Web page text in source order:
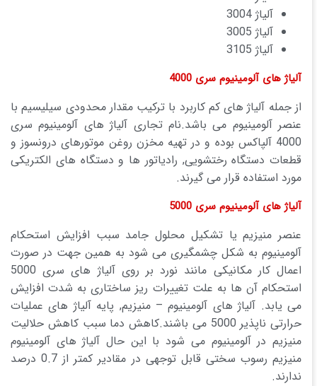
آلیاژ 3004
آلیاژ 3005
آلیاژ 3105
آلیاژ های آلومینیوم سری 4000
از جمله آلیاژ های کم کاربرد با ترکیب مقدار محدودی سیلیسیم با
عنصر آلومینیوم می باشد.نام تجاری آلیاژ های آلومینیوم سری
4000 آلپاکس بوده و در تهیه مخزن روغن موتورهای درونسوز و
قطعات دستگاه رختشویی, رادیاتور ها و دستگاه های الکتریکی
مورد استفاده قرار می گیرند.
آلیاژ های آلومینیوم سری 5000
عنصر منیزیم یا تشکیل محلول جامد سبب افزایش استحکام
آلومینیوم به شکل چشمگیری می شود به همین جهت در صورت
اعمال کار مکانیکی مانند نورد بر روی آلیاژ های سری 5000
استحکام آن ها به علت تغییرات ریز ساختاری به شدت افزایش
می یابد. آلیاژ های آلومینیوم – منیزیم, پایه آلیاژ های عملیات
حرارتی ناپذیر 5000 می باشند.کاهش دما سبب کاهش حلالیت
منیزیم در آلومینیوم می شود با این حال آلیاژ های آلومینیوم
منیزیم رسوب سختی قابل توجهی در مقادیر کمتر از 0.7 درصد
ندارند.